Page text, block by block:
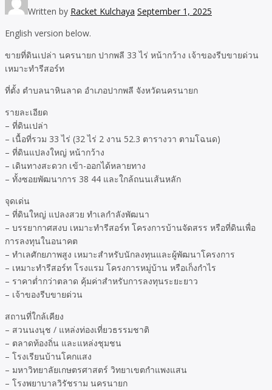
Written by Racket Kulchaya September 1, 2025
English version below.
ขายที่ดินเปล่า นครนายก ปากพลี 33 ไร่ หน้ากว้าง เจ้าของรีบขายด่วน
เหมาะทำรีสอร์ท
ที่ตั้ง ตำบลนาหินลาด อำเภอปากพลี จังหวัดนครนายก
รายละเอียด
– ที่ดินเปล่า
– เนื้อที่รวม 33 ไร่ (32 ไร่ 2 งาน 52.3 ตารางวา ตามโฉนด)
– ที่ดินแปลงใหญ่ หน้ากว้าง
– เดินทางสะดวก เข้า-ออกได้หลายทาง
– ทั้งซอยพัฒนาการ 38 44 และใกล้ถนนเส้นหลัก
จุดเด่น
– ที่ดินใหญ่ แปลงสวย ทำเลกำลังพัฒนา
– บรรยากาศสงบ เหมาะทำรีสอร์ท โครงการบ้านจัดสรร หรือที่ดินเพื่อ
การลงทุนในอนาคต
– ทำเลศักยภาพสูง เหมาะสำหรับนักลงทุนและผู้พัฒนาโครงการ
– เหมาะทำรีสอร์ท โรงแรม โครงการหมู่บ้าน หรือเก็งกำไร
– ราคาต่ำกว่าตลาด คุ้มค่าสำหรับการลงทุนระยะยาว
– เจ้าของรีบขายด่วน
สถานที่ใกล้เคียง
– สวนนงนุช / แหล่งท่องเที่ยวธรรมชาติ
– ตลาดท้องถิ่น และแหล่งชุมชน
– โรงเรียนบ้านโคกแสง
– มหาวิทยาลัยเกษตรศาสตร์ วิทยาเขตกำแพงแสน
– โรงพยาบาลวิรัชราม นครนายก